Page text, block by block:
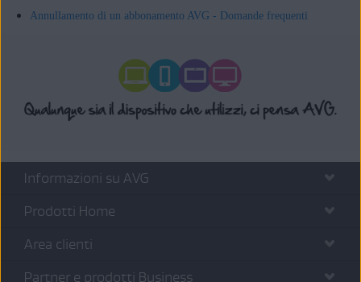
Annullamento di un abbonamento AVG - Domande frequenti
Informazioni su AVG
Prodotti Home
Area clienti
Partner e prodotti Business